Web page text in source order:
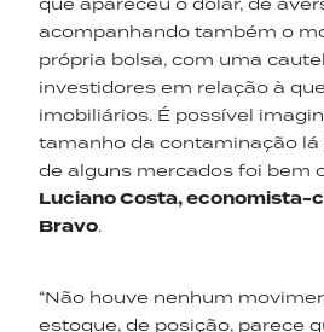
acompanhando também o
própria bolsa, com uma
investidores em relação à
imobiliários. É possível
tamanho da contaminação lá
de alguns mercados foi bem
Luciano Costa, economista-
Bravo.
“Não houve nenhum
estoque, de posição, parece